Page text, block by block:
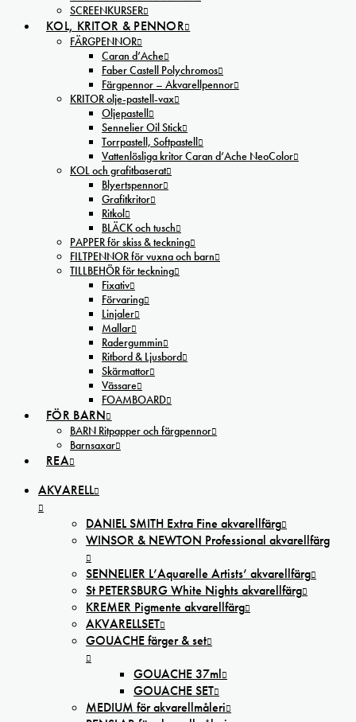
SCREENKURSER
KOL, KRITOR & PENNOR
FÄRGPENNOR
Caran d’Ache
Faber Castell Polychromos
Färgpennor – Akvarellpennor
KRITOR olje-pastell-vax
Oljepastell
Sennelier Oil Stick
Torrpastell, Softpastell
Vattenlösliga kritor Caran d’Ache NeoColor
KOL och grafitbaserat
Blyertspennor
Grafitkritor
Ritkol
BLÄCK och tusch
PAPPER för skiss & teckning
FILTPENNOR för vuxna och barn
TILLBEHÖR för teckning
Fixativ
Förvaring
Linjaler
Mallar
Radergummin
Ritbord & Ljusbord
Skärmattor
Vässare
FOAMBOARD
FÖR BARN
BARN Ritpapper och färgpennor
Barnsaxar
REA
AKVARELL
DANIEL SMITH Extra Fine akvarellfärg
WINSOR & NEWTON Professional akvarellfärg
SENNELIER L’Aquarelle Artists’ akvarellfärg
St PETERSBURG White Nights akvarellfärg
KREMER Pigmente akvarellfärg
AKVARELLSET
GOUACHE färger & set
GOUACHE 37ml
GOUACHE SET
MEDIUM för akvarellmåleri